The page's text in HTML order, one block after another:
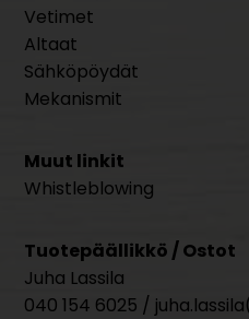
Vetimet
Altaat
Sähköpöydät
Mekanismit
Muut linkit
Whistleblowing
Tuotepäällikkö / Ostot
Juha Lassila
040 154 6025 /